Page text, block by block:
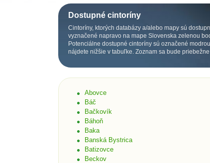
Dostupné cintoríny
Cintoríny, ktorých databázy a/alebo mapy sú
vyznačené napravo na mape Slovenska zelenou
Potenciálne dostupné cintoríny sú označené
nájdete nižšie v tabuľke. Zoznam sa bude
Abovce
Báč
Bačkovík
Báhoň
Baka
Banská Bystrica
Batizovce
Beckov